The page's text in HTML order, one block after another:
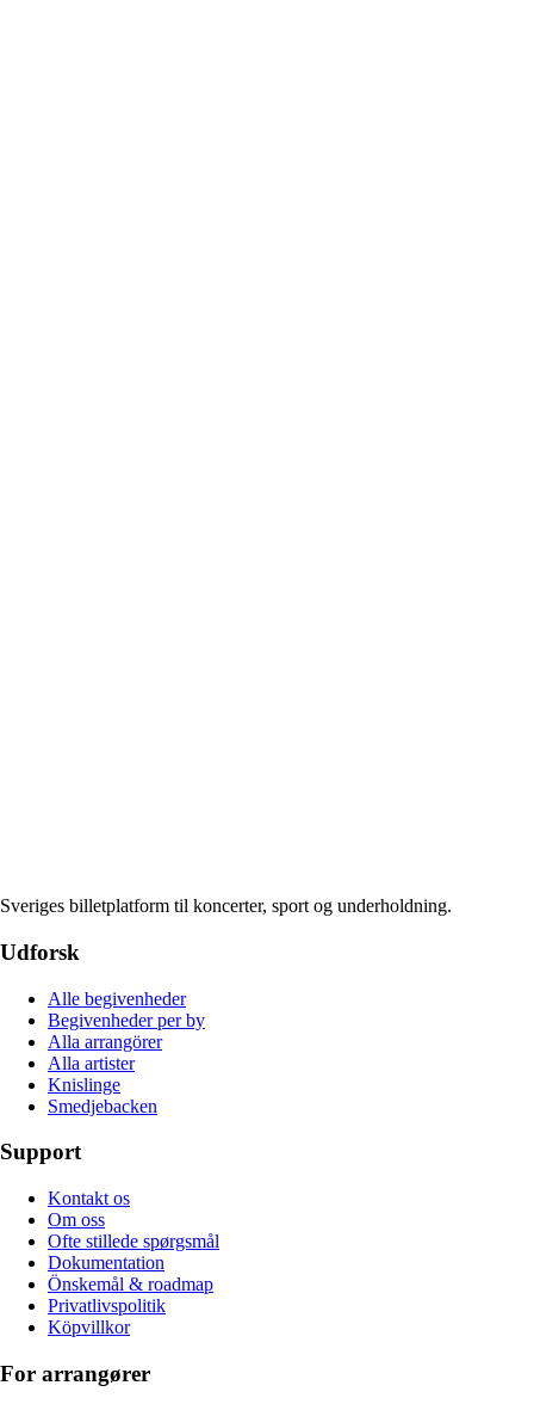
Sveriges billetplatform til koncerter, sport og underholdning.
Udforsk
Alle begivenheder
Begivenheder per by
Alla arrangörer
Alla artister
Knislinge
Smedjebacken
Support
Kontakt os
Om oss
Ofte stillede spørgsmål
Dokumentation
Önskemål & roadmap
Privatlivspolitik
Köpvillkor
For arrangører